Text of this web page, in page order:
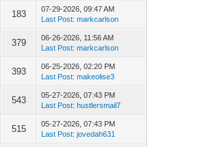
183
07-29-2026, 09:47 AM
Last Post:markcarlson
379
06-26-2026, 11:56 AM
Last Post:markcarlson
393
06-25-2026, 02:20 PM
Last Post:makeolise3
543
05-27-2026, 07:43 PM
Last Post:hustlersmail7
515
05-27-2026, 07:43 PM
Last Post:jovedah631